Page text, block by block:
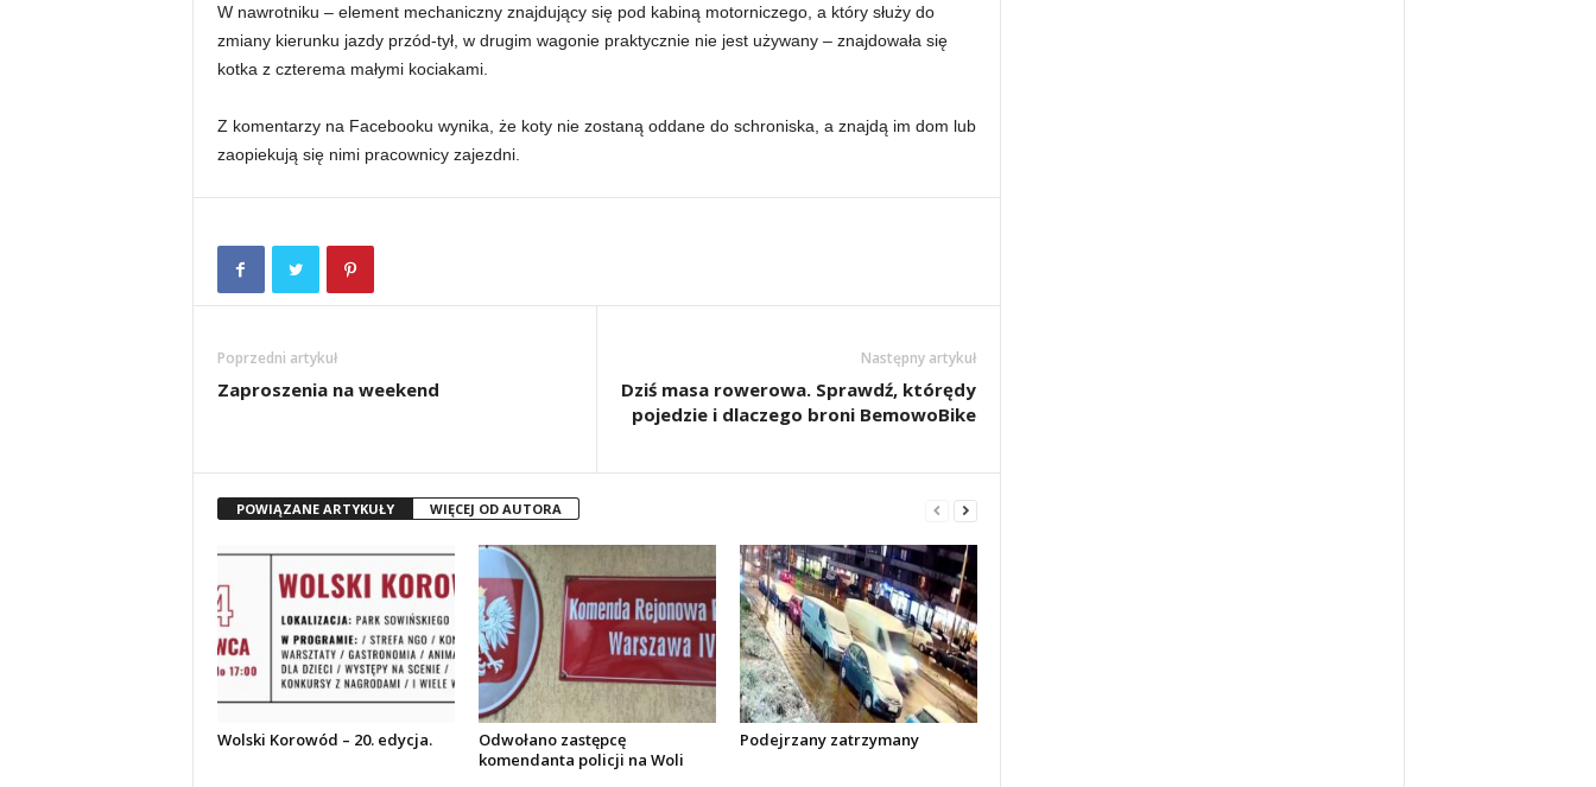
W nawrotniku – element mechaniczny znajdujący się pod kabiną motorniczego, a który służy do
zmiany kierunku jazdy przód-tył, w drugim wagonie praktycznie nie jest używany – znajdowała się
kotka z czterema małymi kociakami.
Z komentarzy na Facebooku wynika, że koty nie zostaną oddane do schroniska, a znajdą im dom lub
zaopiekują się nimi pracownicy zajezdni.
Poprzedni artykuł
Zaproszenia na weekend
Następny artykuł
Dziś masa rowerowa. Sprawdź, którędy
pojedzie i dlaczego broni BemowoBike
POWIĄZANE ARTYKUŁY WIĘCEJ OD AUTORA
Wolski Korowód – 20. edycja.
Odwołano zastępcę
komendanta policji na Woli
Podejrzany zatrzymany